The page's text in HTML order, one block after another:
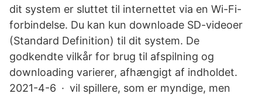
dit system er sluttet til internettet via en Wi-Fi-
forbindelse. Du kan kun downloade SD-videoer
(Standard Definition) til dit system. De
godkendte vilkår for brug til afspilning og
downloading varierer, afhængigt af indholdet.
2021-4-6 · vil spillere, som er myndige, men